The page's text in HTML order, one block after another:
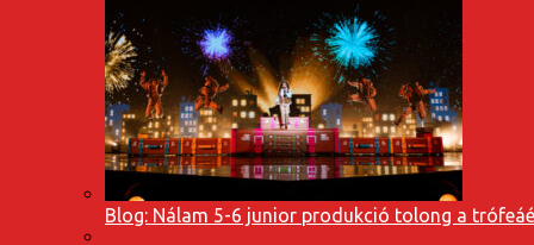
Blog: Nálam 5-6 junior produkció tolong a